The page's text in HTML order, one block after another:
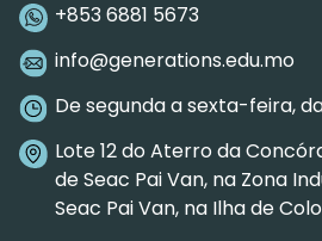
+853 6881 5673
info@generations.edu.mo
De segunda a sexta-feira,
Lote 12 do Aterro da
de Seac Pai Van, na Zona
Seac Pai Van, na Ilha de